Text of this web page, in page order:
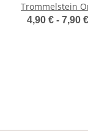
Trommelstein
4,90 € - 7,90 €